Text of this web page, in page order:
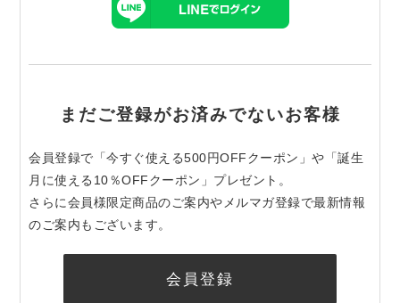
まだご登録がお済みでないお客様
会員登録で「今すぐ使える500円OFFクーポン」や「誕生
月に使える10％OFFクーポン」プレゼント。
さらに会員様限定商品のご案内やメルマガ登録で最新情報
のご案内もございます。
会員登録